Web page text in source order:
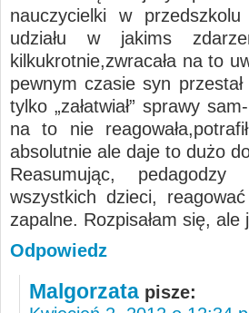
nauczycielki w
udziału w jakims
kilkukrotnie,zwracała na to
pewnym czasie syn
tylko „załatwiał” sprawy
na to nie
absolutnie ale daje to dużo
Reasumując,
wszystkich dzieci,
zapalne. Rozpisałam się,
Odpowiedz
Malgorzata pisze: